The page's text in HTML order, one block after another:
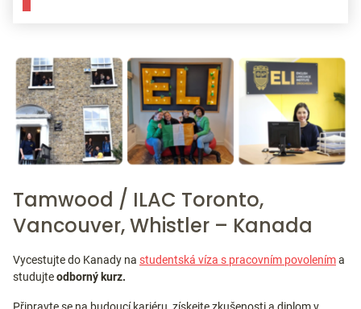
Tamwood / ILAC Toronto,
Vancouver, Whistler – Kanada
Vycestujte do Kanady na studentská víza s pracovním povoleníma
studujteodborný kurz.
Připravte se na budoucí kariéru, získejte zkušenosti a diplom v